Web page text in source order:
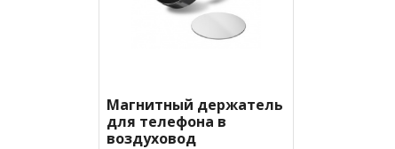
Магнитный держатель
для телефона в
воздуховод